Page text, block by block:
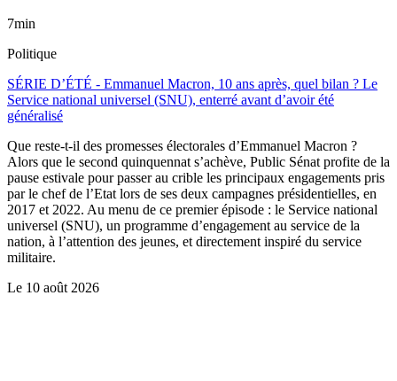
7min
Politique
SÉRIE D’ÉTÉ - Emmanuel Macron, 10 ans après, quel bilan ? Le
Service national universel (SNU), enterré avant d’avoir été
généralisé
Que reste-t-il des promesses électorales d’Emmanuel Macron ?
Alors que le second quinquennat s’achève, Public Sénat profite de la
pause estivale pour passer au crible les principaux engagements pris
par le chef de l’Etat lors de ses deux campagnes présidentielles, en
2017 et 2022. Au menu de ce premier épisode : le Service national
universel (SNU), un programme d’engagement au service de la
nation, à l’attention des jeunes, et directement inspiré du service
militaire.
Le 10 août 2026